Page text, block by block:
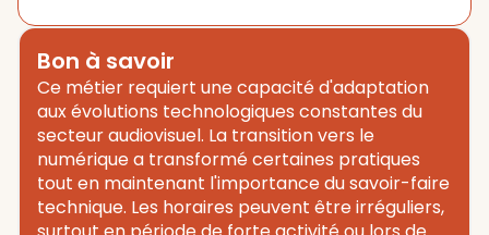
Bon à savoir
Ce métier requiert une capacité d'adaptation
aux évolutions technologiques constantes du
secteur audiovisuel. La transition vers le
numérique a transformé certaines pratiques
tout en maintenant l'importance du savoir-faire
technique. Les horaires peuvent être irréguliers,